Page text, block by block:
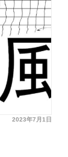
2023年7月1日